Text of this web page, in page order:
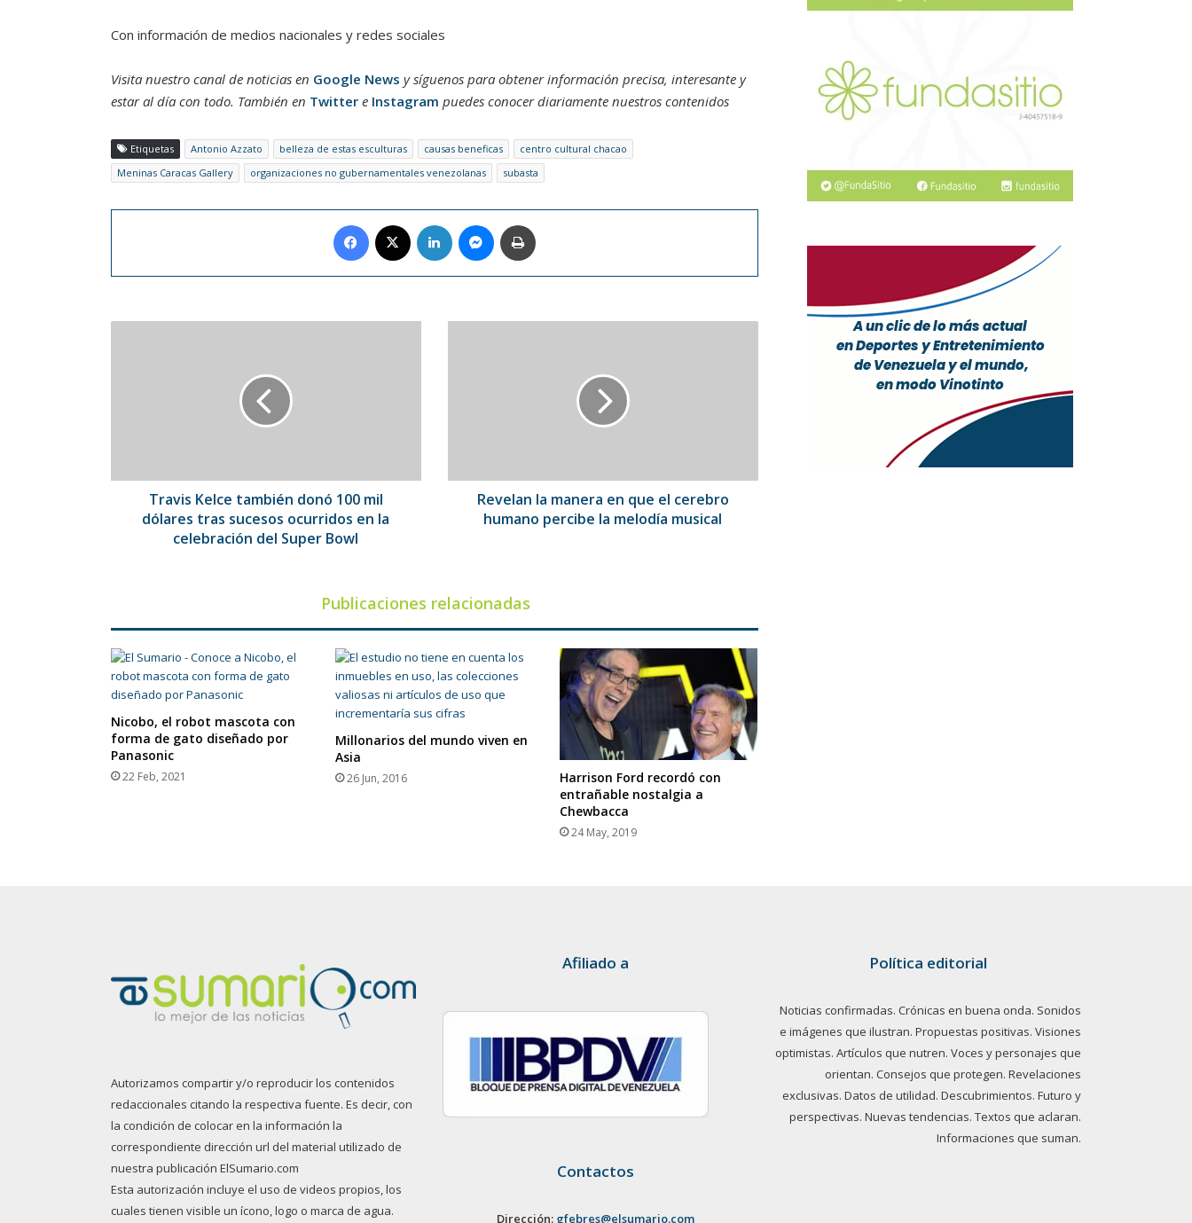
Con información de medios nacionales y redes sociales
Visita nuestro canal de noticias en Google News y síguenos para obtener información precisa, interesante y
estar al día con todo. También en Twittere Instagram puedes conocer diariamente nuestros contenidos
Etiquetas Antonio Azzato belleza de estas esculturas causas beneficas
centro cultural chacao
Meninas Caracas Gallery
organizaciones no gubernamentales venezolanas subasta
Facebook LinkedIn Messenger
sucesos
ocurridosTravis Kelce también donó 100 mil
dólares tras sucesos ocurridos en la
celebración del Super Bowl
percibe
melodía
Revelan la manera en que el cerebro
humano percibe la melodía musical
Publicaciones relacionadas
Nicobo, el robot mascota con
forma de gato diseñado por
Panasonic
22 Feb, 2021
Millonarios del mundo viven en
Asia
26 Jun, 2016
Harrison Ford recordó con
entrañable nostalgia a
Chewbacca
24 May, 2019
Autorizamos compartir y/o reproducir los contenidos
redaccionales citando la respectiva fuente. Es decir, con
la condición de colocar en la información la
correspondiente dirección url del material utilizado de
nuestra publicación ElSumario.com
Esta autorización incluye el uso de videos propios, los
cuales tienen visible un ícono, logo o marca de agua.
Afiliado a
Contactos
Dirección: gfebres@elsumario.com
Política editorial
Noticias confirmadas. Crónicas en buena onda. Sonidos
e imágenes que ilustran. Propuestas positivas. Visiones
optimistas. Artículos que nutren. Voces y personajes que
orientan. Consejos que protegen. Revelaciones
exclusivas. Datos de utilidad. Descubrimientos. Futuro y
perspectivas. Nuevas tendencias. Textos que aclaran.
Informaciones que suman.